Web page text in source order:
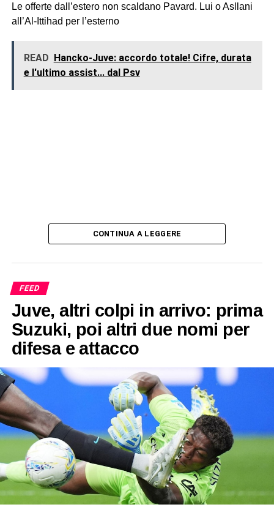
Le offerte dall’estero non scaldano Pavard. Lui o Asllani
all’Al-Ittihad per l’esterno
READ Hancko-Juve: accordo totale! Cifre, durata
e l'ultimo assist... dal Psv
CONTINUA A LEGGERE
FEED
Juve, altri colpi in arrivo: prima
Suzuki, poi altri due nomi per
difesa e attacco